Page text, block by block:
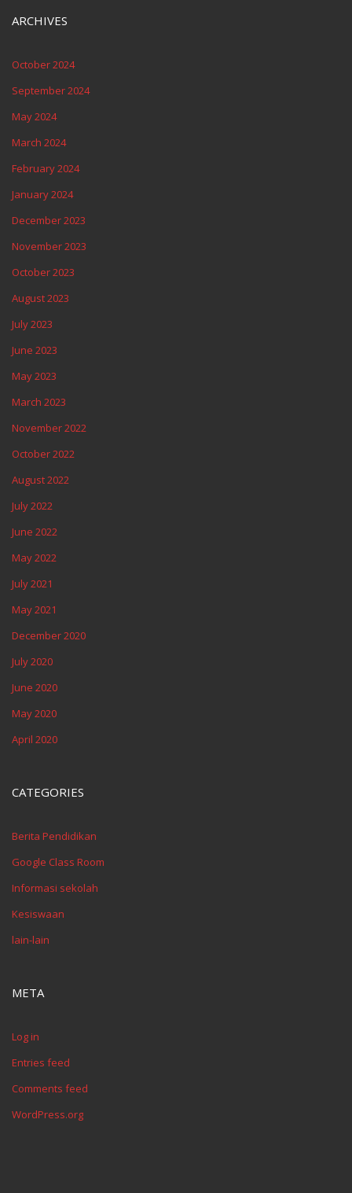
ARCHIVES
October 2024
September 2024
May 2024
March 2024
February 2024
January 2024
December 2023
November 2023
October 2023
August 2023
July 2023
June 2023
May 2023
March 2023
November 2022
October 2022
August 2022
July 2022
June 2022
May 2022
July 2021
May 2021
December 2020
July 2020
June 2020
May 2020
April 2020
CATEGORIES
Berita Pendidikan
Google Class Room
Informasi sekolah
Kesiswaan
lain-lain
META
Log in
Entries feed
Comments feed
WordPress.org